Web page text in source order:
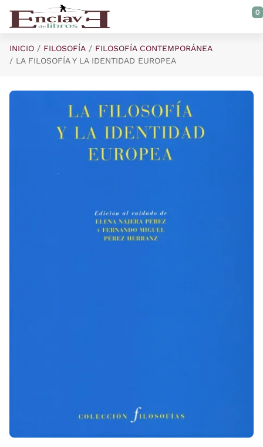
Saltar al contenido principal
0
INICIO FILOSOFÍA
FILOSOFÍA CONTEMPORÁNEA
LA FILOSOFÍA Y LA IDENTIDAD EUROPEA